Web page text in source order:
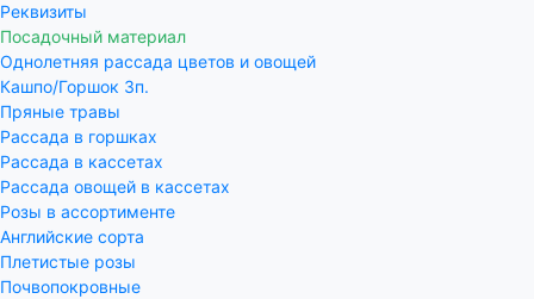
Реквизиты
Посадочный материал
Однолетняя рассада цветов и овощей
Кашпо/Горшок 3п.
Пряные травы
Рассада в горшках
Рассада в кассетах
Рассада овощей в кассетах
Розы в ассортименте
Английские сорта
Плетистые розы
Почвопокровные